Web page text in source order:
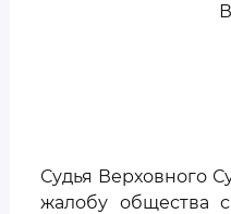
Судья Верховного
жалобу общества с